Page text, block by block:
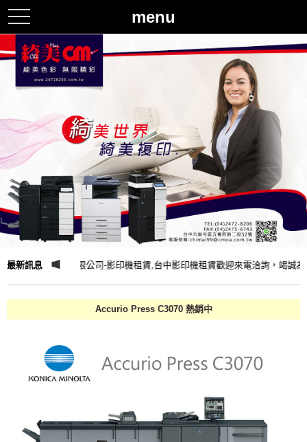
menu
toggle
navigation
最新訊息綺美企業有限公司-影印機租賃,台中影印機租賃歡迎來電洽詢，竭誠為
Accurio Press C3070 熱銷中